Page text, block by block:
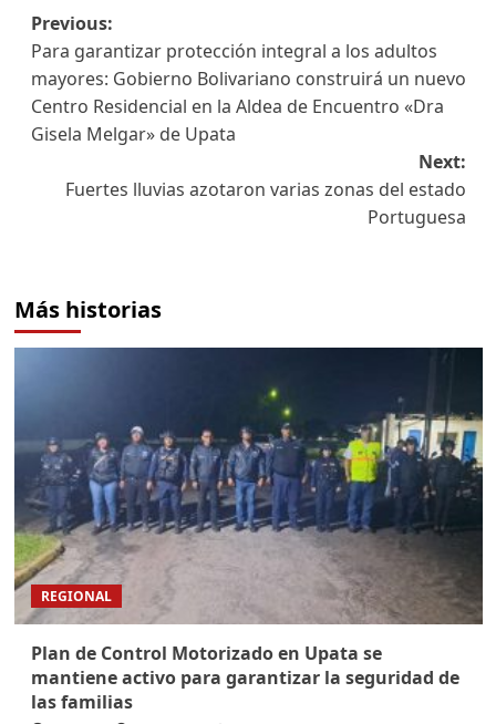
Previous:
Para garantizar protección integral a los adultos
mayores: Gobierno Bolivariano construirá un nuevo
Centro Residencial en la Aldea de Encuentro «Dra
Gisela Melgar» de Upata
Next:
Fuertes lluvias azotaron varias zonas del estado
Portuguesa
Más historias
REGIONAL
Plan de Control Motorizado en Upata se
mantiene activo para garantizar la seguridad de
las familias